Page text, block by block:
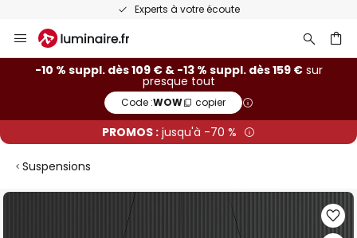
Experts à votre écoute
Allez
au
contenu
-10 % suppl. dès 109 € & -13 % suppl. dès 159 €sur
presque tout
Code :WOW copier
PROMOS : jusqu'à -70 %
Suspensions
Skip